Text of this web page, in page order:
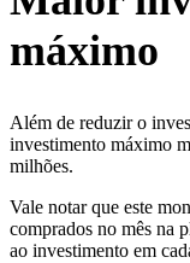
máximo
Além de reduzir o
investimento máximo
milhões.
Vale notar que este
comprados no mês na
ao investimento em